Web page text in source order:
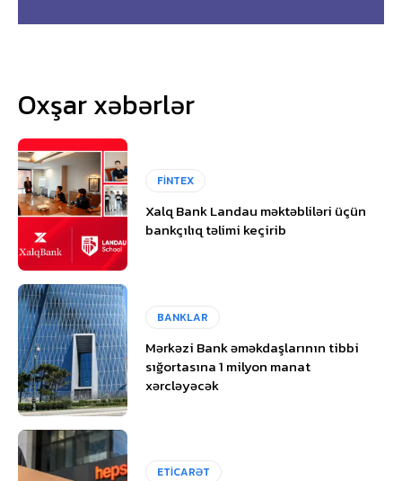
Oxşar xəbərlər
FİNTEX
Xalq Bank Landau məktəbliləri üçün
bankçılıq təlimi keçirib
BANKLAR
Mərkəzi Bank əməkdaşlarının tibbi
sığortasına 1 milyon manat
xərcləyəcək
ETİCARƏT